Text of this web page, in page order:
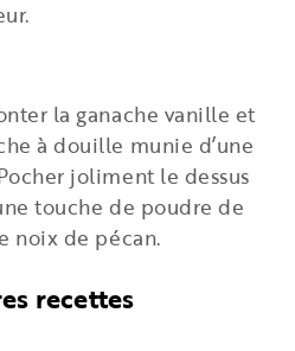
la ganache vanille et
à douille munie d’une
joliment le dessus
touche de poudre de
noix de pécan.
recettes